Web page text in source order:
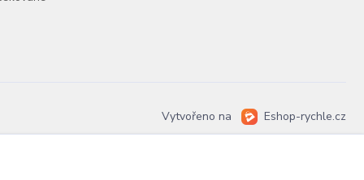
Vytvořeno na Eshop-rychle.cz